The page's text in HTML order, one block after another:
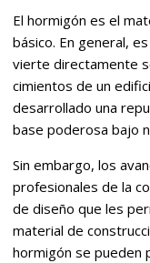
El hormigón es el
básico. En general,
vierte directamente
cimientos de un
desarrollado una
base poderosa bajo
Sin embargo, los
profesionales de la
de diseño que les
material de
hormigón se pueden